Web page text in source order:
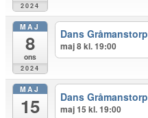
2024
MAJ
8
ons
2024
Dans Gråmanstorp
maj 8 kl. 19:00
MAJ
15 Dans Gråmanstorp
maj 15 kl. 19:00